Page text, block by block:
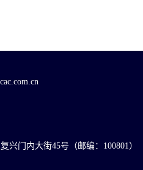
兴门内大街45号（邮编：100801）